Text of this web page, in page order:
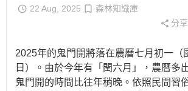
22 Aug, 2025
森林知識庫
分
2025年的鬼門開將落在農曆七月初一（
日）。由於今年有「閏六月」，農曆多
鬼門開的時間比往年稍晚。依照民間習